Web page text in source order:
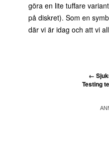
göra en lite tuffare
på diskret). Som en
där vi är idag och att vi
←
Testing